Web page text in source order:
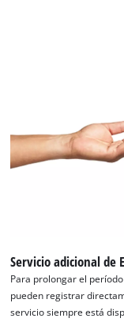
Servicio adicional de
Para prolongar el
pueden registrar
servicio siempre está